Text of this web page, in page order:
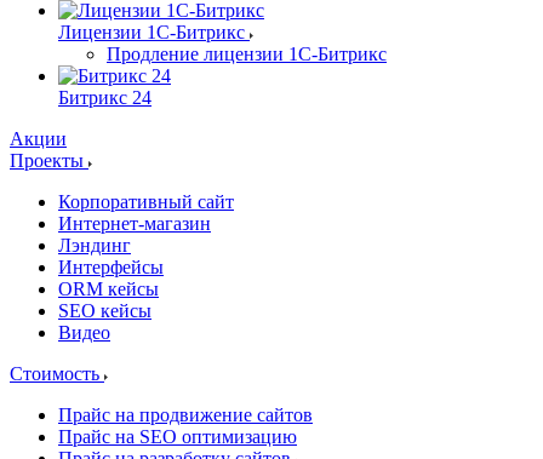
Лицензии 1С-Битрикс
Продление лицензии 1С-Битрикс
Битрикс 24
Акции
Проекты
Корпоративный сайт
Интернет-магазин
Лэндинг
Интерфейсы
ORM кейсы
SEO кейсы
Видео
Стоимость
Прайс на продвижение сайтов
Прайс на SEO оптимизацию